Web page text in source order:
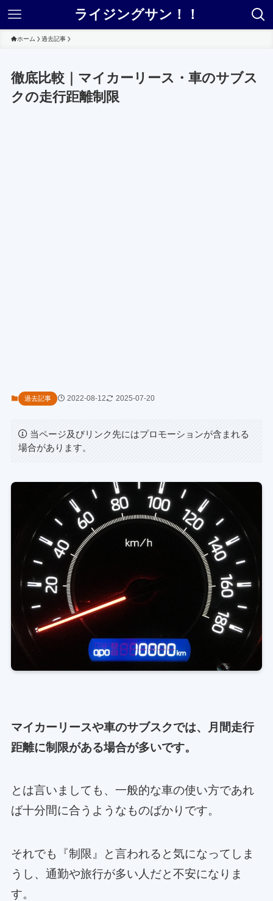
ライジングサン！！
ホーム 過去記事
徹底比較｜マイカーリース・車のサブス
クの走行距離制限
過去記事 2022-08-12 2025-07-20
当ページ及びリンク先にはプロモーションが含まれる
場合があります。
マイカーリースや車のサブスクでは、月間走行
距離に制限がある場合が多いです。
とは言いましても、一般的な車の使い方であれ
ば十分間に合うようなものばかりです。
それでも『制限』と言われると気になってしま
うし、通勤や旅行が多い人だと不安になりま
す。